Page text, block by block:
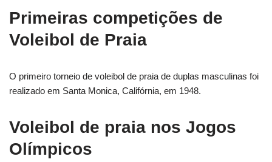
Primeiras competições de
Voleibol de Praia
O primeiro torneio de voleibol de praia de duplas masculinas foi
realizado em Santa Monica, Califórnia, em 1948.
Voleibol de praia nos Jogos
Olímpicos